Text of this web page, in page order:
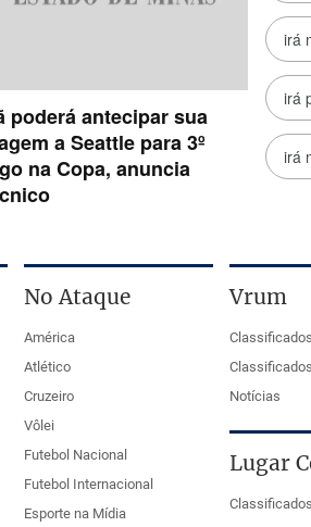
No Ataque
América
Atlético
Cruzeiro
Vôlei
Futebol Nacional
Futebol Internacional
Esporte na Mídia
Vrum
Notícias
Lugar